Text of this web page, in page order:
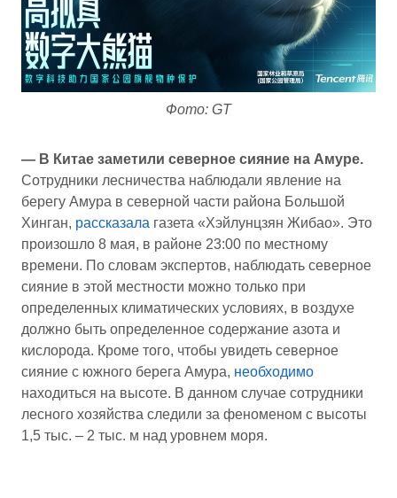
Фото: GT
— В Китае заметили северное сияние на Амуре.
Сотрудники лесничества наблюдали явление на
берегу Амура в северной части района Большой
Хинган, рассказала газета «Хэйлунцзян Жибао». Это
произошло 8 мая, в районе 23:00 по местному
времени. По словам экспертов, наблюдать северное
сияние в этой местности можно только при
определенных климатических условиях, в воздухе
должно быть определенное содержание азота и
кислорода. Кроме того, чтобы увидеть северное
сияние с южного берега Амура, необходимо
находиться на высоте. В данном случае сотрудники
лесного хозяйства следили за феноменом с высоты
1,5 тыс. – 2 тыс. м над уровнем моря.